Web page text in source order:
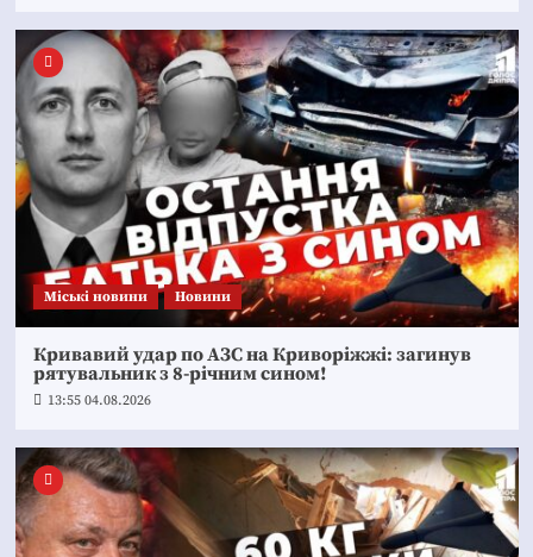
Mіські новини Новини
Кривавий удар по АЗС на Криворіжжі: загинув
рятувальник з 8-річним сином!
13:55 04.08.2026